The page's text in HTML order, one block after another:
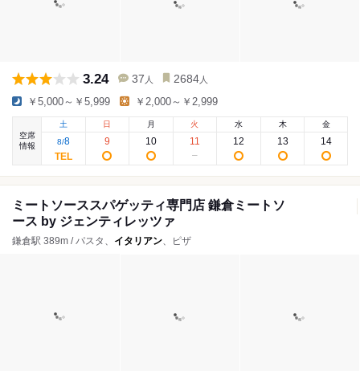
3.24 37 人 2684 人
￥5,000～￥5,999 ￥2,000～￥2,999
空席
情報
土
8/8
日
9
月
10
火
11
水
12
木
13
金
14
ミートソーススパゲッティ専門店 鎌倉ミートソ
ース by ジェンティレッツァ
鎌倉駅 389m / パスタ、 イタリアン、ピザ